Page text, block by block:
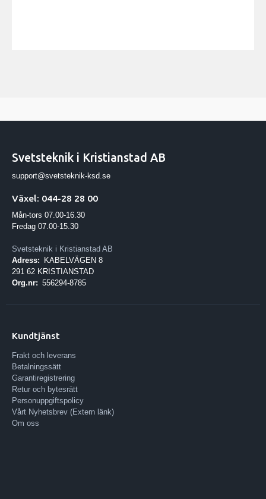
Svetsteknik i Kristianstad AB
support@svetsteknik-ksd.se
Växel: 044-28 28 00
Mån-tors 07.00-16.30
Fredag 07.00-15.30
Svetsteknik i Kristianstad AB
Adress:
KABELVÄGEN 8
291 62 KRISTIANSTAD
Org.nr: 556294-8785
Kundtjänst
Frakt och leverans
Betalningssätt
Garantiregistrering
Retur och bytesrätt
Personuppgiftspolicy
Vårt Nyhetsbrev (Extern länk)
Om oss